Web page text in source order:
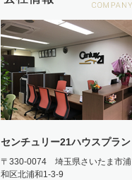
センチュリー21ハウスプラン
〒330-0074 埼玉県さいたま市浦
和区北浦和1-3-9